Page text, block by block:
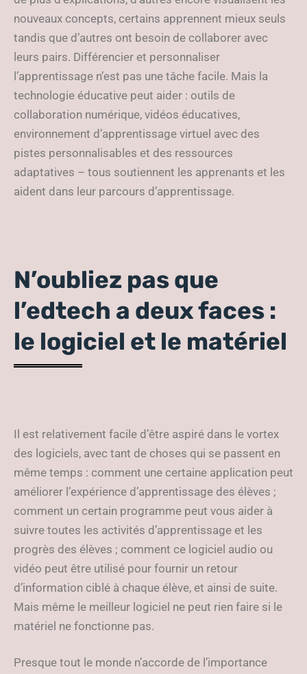
nouveaux concepts, certains apprennent mieux seuls
tandis que d’autres ont besoin de collaborer avec
leurs pairs. Différencier et personnaliser
l’apprentissage n’est pas une tâche facile. Mais la
technologie éducative peut aider : outils de
collaboration numérique, vidéos éducatives,
environnement d’apprentissage virtuel avec des
pistes personnalisables et des ressources
adaptatives – tous soutiennent les apprenants et les
aident dans leur parcours d’apprentissage.
N’oubliez pas que
l’edtech a deux faces :
le logiciel et le matériel
Il est relativement facile d’être aspiré dans le vortex
des logiciels, avec tant de choses qui se passent en
même temps : comment une certaine application peut
améliorer l’expérience d’apprentissage des élèves ;
comment un certain programme peut vous aider à
suivre toutes les activités d’apprentissage et les
progrès des élèves ; comment ce logiciel audio ou
vidéo peut être utilisé pour fournir un retour
d’information ciblé à chaque élève, et ainsi de suite.
Mais même le meilleur logiciel ne peut rien faire si le
matériel ne fonctionne pas.
Presque tout le monde n’accorde de l’importance